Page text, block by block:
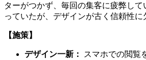
ターがつかず、毎回の集客に疲弊し
っていたが、デザインが古く信頼性に
【施策】
デザイン一新：
スマホでの閲覧